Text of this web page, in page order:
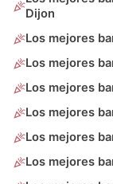
Dijon
Los mejores
Los mejores
Los mejores
Los mejores
Los mejores
Los mejores